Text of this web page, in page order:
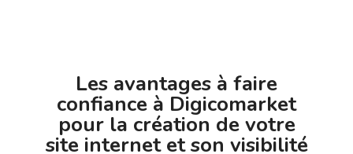
Les avantages à faire
confiance à Digicomarket
pour la création de votre
site internet et son visibilité